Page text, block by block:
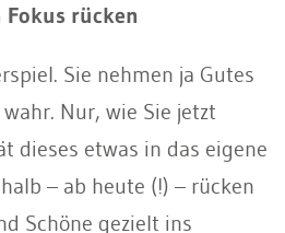
Fokus rücken
Sie nehmen ja Gutes
Nur, wie Sie jetzt
dieses etwas in das eigene
– ab heute (!) – rücken
Schöne gezielt ins